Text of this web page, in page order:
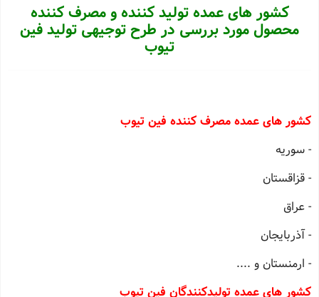
کشور های عمده تولید کننده و مصرف کننده
محصول مورد بررسی در طرح توجیهی تولید فین
تیوب
کشور های عمده مصرف کننده فین تیوب
- سوریه
- قزاقستان
- عراق
- آذربایجان
- ارمنستان و ....
کشور های عمده تولیدکنندگان فین تیوب